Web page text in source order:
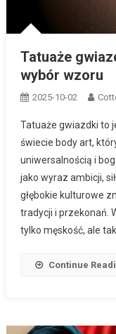
Tatuaże
wybór wzoru
2025-10-02
Tatuaże gwiazdki to
świecie body art,
uniwersalnością i
jako wyraz ambicji,
głębokie kulturowe
tradycji i przekonań.
tylko męskość, ale
Continue